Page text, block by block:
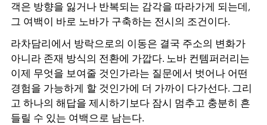
객은 방향을 잃거나 반복되는 감각을 따라가게 되는데,
그 여백이 바로 노바가 구축하는 전시의 조건이다.
라차담리에서 방락으로의 이동은 결국 주소의 변화가
아니라 존재 방식의 전환에 가깝다. 노바 컨템퍼러리는
이제 무엇을 보여줄 것인가라는 질문에서 벗어나 어떤
경험을 가능하게 할 것인가에 더 가까이 다가선다. 그리
고 하나의 해답을 제시하기보다 잠시 멈추고 충분히 흔
들릴 수 있는 여백으로 남는다.